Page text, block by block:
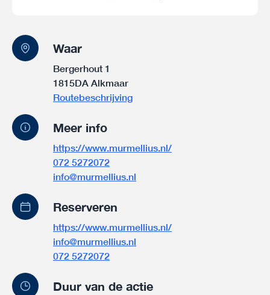
Waar
Bergerhout 1
1815DA Alkmaar
Routebeschrijving
Meer info
https://www.murmellius.nl/
072 5272072
info@murmellius.nl
Reserveren
https://www.murmellius.nl/
info@murmellius.nl
072 5272072
Duur van de actie